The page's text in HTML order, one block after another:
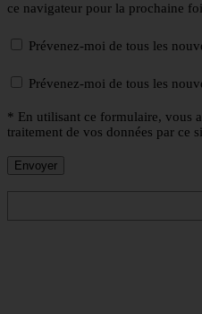
ce navigateur pour la prochaine
Prévenez-moi de tous les
Prévenez-moi de tous les
* En utilisant ce formulaire, vous
traitement de vos données par ce